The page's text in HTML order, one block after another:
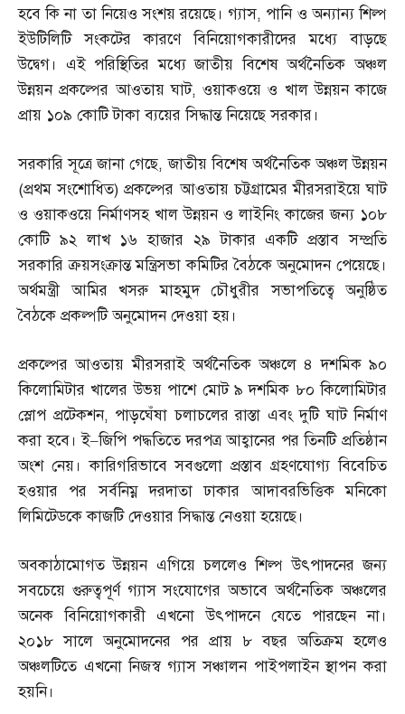
হবে কি না তা নিয়েও সংশয় রয়েছে। গ্যাস, পানি ও অন্যান্য শিল্প
ইউটিলিটি সংকটের কারণে বিনিয়োগকারীদের মধ্যে বাড়ছে
উদ্বেগ। এই পরিস্থিতির মধ্যে জাতীয় বিশেষ অর্থনৈতিক অঞ্চল
উন্নয়ন প্রকল্পের আওতায় ঘাট, ওয়াকওয়ে ও খাল উন্নয়ন কাজে
প্রায় ১০৯ কোটি টাকা ব্যয়ের সিদ্ধান্ত নিয়েছে সরকার।
সরকারি সূত্রে জানা গেছে,জাতীয় বিশেষ অর্থনৈতিক অঞ্চল উন্নয়ন
(প্রথম সংশোধিত)প্রকল্পের আওতায় চট্টগ্রামের মীরসরাইয়ে ঘাট
ও ওয়াকওয়ে নির্মাণসহ খাল উন্নয়ন ও লাইনিং কাজের জন্য ১০৮
কোটি ৯২ লাখ ১৬ হাজার ২৯ টাকার একটি প্রস্তাব সম্প্রতি
সরকারি ক্রয়সংক্রান্ত মন্ত্রিসভা কমিটির বৈঠকে অনুমোদন পেয়েছে।
অর্থমন্ত্রী আমির খসরু মাহমুদ চৌধুরীর সভাপতিত্বে অনুষ্ঠিত
বৈঠকে প্রকল্পটি অনুমোদন দেওয়া হয়।
প্রকল্পের আওতায় মীরসরাই অর্থনৈতিক অঞ্চলে ৪ দশমিক ৯০
কিলোমিটার খালের উভয় পাশে মোট ৯ দশমিক ৮০ কিলোমিটার
স্লোপ প্রটেকশন, পাড়ঘেঁষা চলাচলের রাস্তা এবং দুটি ঘাট নির্মাণ
করা হবে। ই–জিপি পদ্ধতিতে দরপত্র আহ্বানের পর তিনটি প্রতিষ্ঠান
অংশ নেয়। কারিগরিভাবে সবগুলো প্রস্তাব গ্রহণযোগ্য বিবেচিত
হওয়ার পর সর্বনিম্ন দরদাতা ঢাকার আদাবরভিত্তিক মনিকো
লিমিটেডকে কাজটি দেওয়ার সিদ্ধান্ত নেওয়া হয়েছে।
অবকাঠামোগত উন্নয়ন এগিয়ে চললেও শিল্প উৎপাদনের জন্য
সবচেয়ে গুরুত্বপূর্ণ গ্যাস সংযোগের অভাবে অর্থনৈতিক অঞ্চলের
অনেক বিনিয়োগকারী এখনো উৎপাদনে যেতে পারছেন না।
২০১৮ সালে অনুমোদনের পর প্রায় ৮ বছর অতিক্রম হলেও
অঞ্চলটিতে এখনো নিজস্ব গ্যাস সঞ্চালন পাইপলাইন স্থাপন করা
হয়নি।